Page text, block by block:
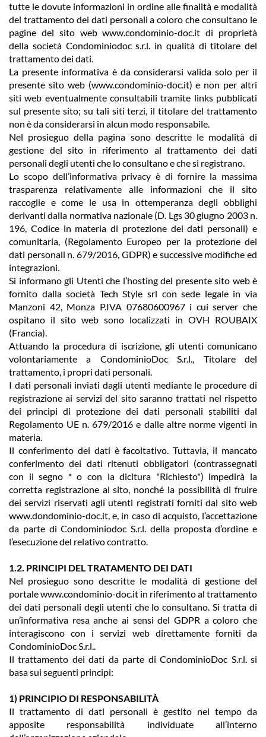
tutte le dovute informazioni in ordine alle finalità e modalità
del trattamento dei dati personali a coloro che consultano le
pagine del sito web www.condominio-doc.it di proprietà
della società Condominiodoc s.r.l. in qualità di titolare del
trattamento dei dati.
La presente informativa è da considerarsi valida solo per il
presente sito web (www.condominio-doc.it) e non per altri
siti web eventualmente consultabili tramite links pubblicati
sul presente sito; su tali siti terzi, il titolare del trattamento
non è da considerarsi in alcun modo responsabile.
Nel prosieguo della pagina sono descritte le modalità di
gestione del sito in riferimento al trattamento dei dati
personali degli utenti che lo consultano e che si registrano.
Lo scopo dell’informativa privacy è di fornire la massima
trasparenza relativamente alle informazioni che il sito
raccoglie e come le usa in ottemperanza degli obblighi
derivanti dalla normativa nazionale (D. Lgs 30 giugno 2003 n.
196, Codice in materia di protezione dei dati personali) e
comunitaria, (Regolamento Europeo per la protezione dei
dati personali n. 679/2016, GDPR) e successive modifiche ed
integrazioni.
Si informano gli Utenti che l’hosting del presente sito web è
fornito dalla società Tech Style srl con sede legale in via
Manzoni 42, Monza P.IVA 07680600967 i cui server che
ospitano il sito web sono localizzati in OVH ROUBAIX
(Francia).
Attuando la procedura di iscrizione, gli utenti comunicano
volontariamente a CondominioDoc S.r.l., Titolare del
trattamento, i propri dati personali.
I dati personali inviati dagli utenti mediante le procedure di
registrazione ai servizi del sito saranno trattati nel rispetto
dei principi di protezione dei dati personali stabiliti dal
Regolamento UE n. 679/2016 e dalle altre norme vigenti in
materia.
Il conferimento dei dati è facoltativo. Tuttavia, il mancato
conferimento dei dati ritenuti obbligatori (contrassegnati
con il segno * o con la dicitura "Richiesto") impedirà la
corretta registrazione al sito, nonché la possibilità di fruire
dei servizi riservati agli utenti registrati forniti dal sito web
www.dondominio-doc.it, e, in caso di acquisto, l’accettazione
da parte di Condominiodoc S.r.l. della proposta d’ordine e
l’esecuzione del relativo contratto.
1.2. PRINCIPI DEL TRATAMENTO DEI DATI
Nel prosieguo sono descritte le modalità di gestione del
portale www.condominio-doc.it in riferimento al trattamento
dei dati personali degli utenti che lo consultano. Si tratta di
un’informativa resa anche ai sensi del GDPR a coloro che
interagiscono con i servizi web direttamente forniti da
CondominioDoc S.r.l..
Il trattamento dei dati da parte di CondominioDoc S.r.l. si
basa sui seguenti principi:
1) PRINCIPIO DI RESPONSABILITÀ
Il trattamento di dati personali è gestito nel tempo da
apposite responsabilità individuate all’interno